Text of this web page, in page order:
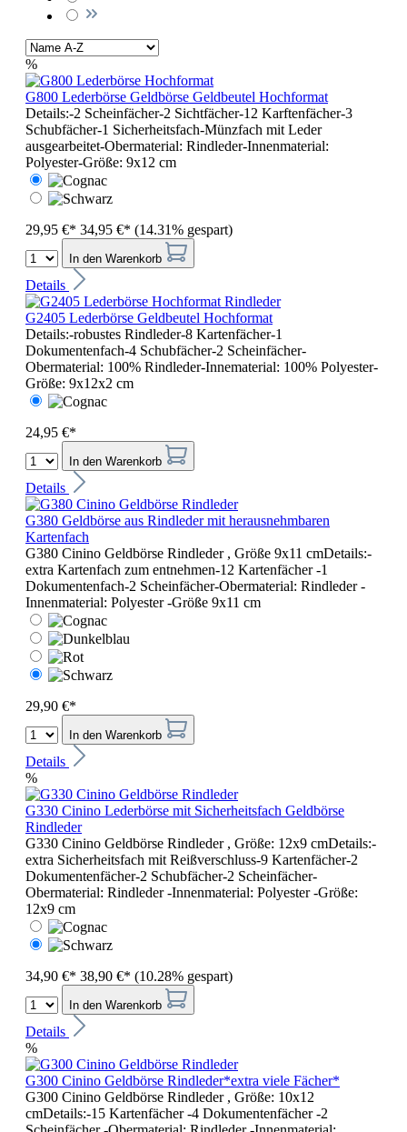
%
G800 Lederbörse Geldbörse Geldbeutel Hochformat
Details:-2 Scheinfächer-2 Sichtfächer-12 Karftenfächer-3
Schubfächer-1 Sicherheitsfach-Münzfach mit Leder
ausgearbeitet-Obermaterial: Rindleder-Innenmaterial:
Polyester-Größe: 9x12 cm
29,95 €* 34,95 €* (14.31% gespart)
In den Warenkorb
Details
G2405 Lederbörse Geldbeutel Hochformat
Details:-robustes Rindleder-8 Kartenfächer-1
Dokumentenfach-4 Schubfächer-2 Scheinfächer-
Obermaterial: 100% Rindleder-Innematerial: 100% Polyester-
Größe: 9x12x2 cm
24,95 €*
In den Warenkorb
Details
G380 Geldbörse aus Rindleder mit herausnehmbaren
Kartenfach
G380 Cinino Geldbörse Rindleder , Größe 9x11 cmDetails:-
extra Kartenfach zum entnehmen-12 Kartenfächer -1
Dokumentenfach-2 Scheinfächer-Obermaterial: Rindleder -
Innenmaterial: Polyester -Größe 9x11 cm
29,90 €*
In den Warenkorb
Details
%
G330 Cinino Lederbörse mit Sicherheitsfach Geldbörse
Rindleder
G330 Cinino Geldbörse Rindleder , Größe: 12x9 cmDetails:-
extra Sicherheitsfach mit Reißverschluss-9 Kartenfächer-2
Dokumentenfächer-2 Schubfächer-2 Scheinfächer-
Obermaterial: Rindleder -Innenmaterial: Polyester -Größe:
12x9 cm
34,90 €* 38,90 €* (10.28% gespart)
In den Warenkorb
Details
%
G300 Cinino Geldbörse Rindleder*extra viele Fächer*
G300 Cinino Geldbörse Rindleder , Größe: 10x12
cmDetails:-15 Kartenfächer -4 Dokumentenfächer -2